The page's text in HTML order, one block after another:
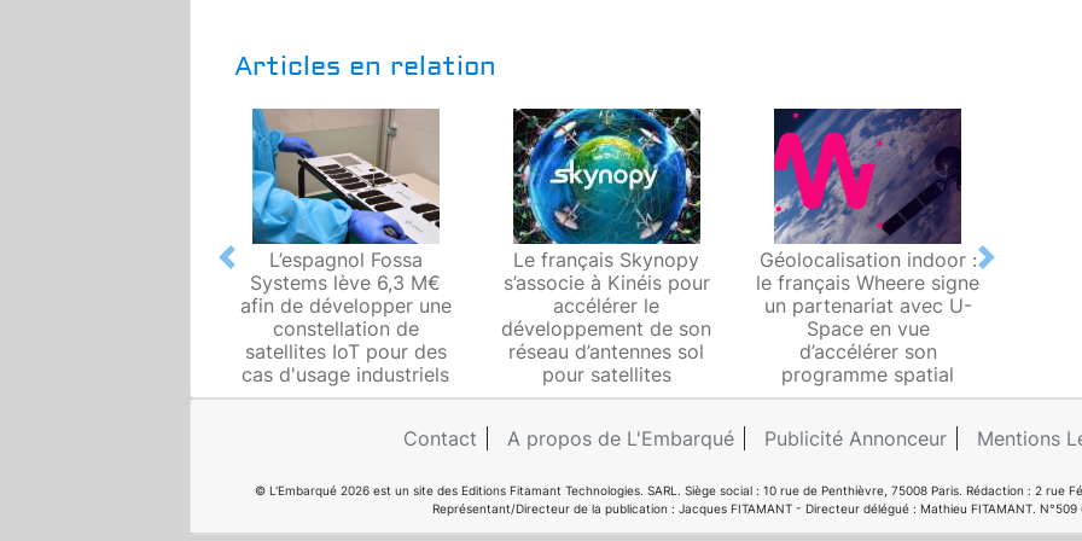
Articles en relation
L’espagnol Fossa
Systems lève 6,3 M€
afin de développer une
constellation de
satellites IoT pour des
cas d'usage industriels
Le français Skynopy
s’associe à Kinéis pour
accélérer le
développement de son
réseau d’antennes sol
pour satellites
Géolocalisation indoor :
le français Wheere signe
un partenariat avec U-
Space en vue
d’accélérer son
programme spatial
Previous Next
Contact A propos de L'Embarqué Publicité Annonceur Mentions
© L'Embarqué 2026 est un site des Editions Fitamant Technologies. SARL. Siège social : 10 rue de Penthièvre, 75008 Paris. Rédaction : 2 rue
Représentant/Directeur de la publication : Jacques FITAMANT - Directeur délégué : Mathieu FITAMANT. N°509